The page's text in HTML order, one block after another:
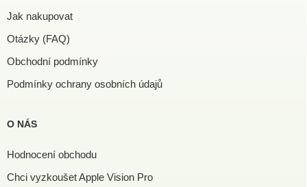
Jak nakupovat
Otázky (FAQ)
Obchodní podmínky
Podmínky ochrany osobních údajů
O NÁS
Hodnocení obchodu
Chci vyzkoušet Apple Vision Pro